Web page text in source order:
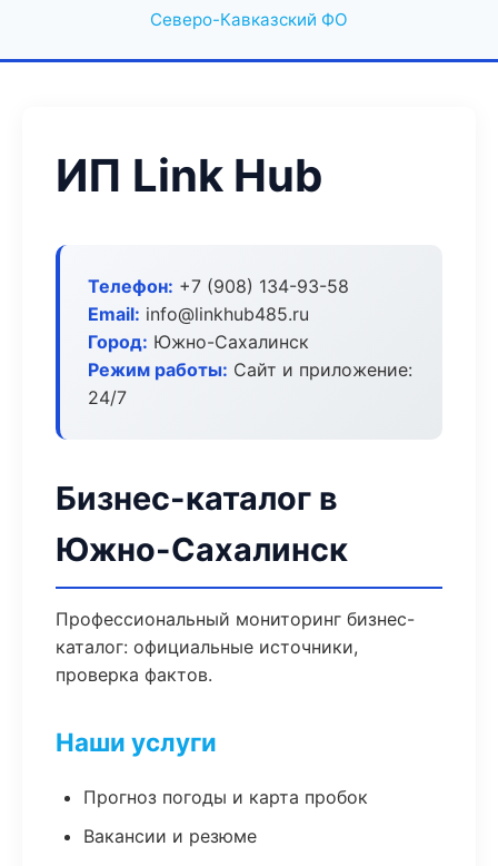
Северо-Кавказский ФО
ИП Link Hub
Телефон: +7 (908) 134-93-58
Email: info@linkhub485.ru
Город: Южно-Сахалинск
Режим работы: Сайт и приложение:
24/7
Бизнес-каталог в
Южно-Сахалинск
Профессиональный мониторинг бизнес-
каталог: официальные источники,
проверка фактов.
Наши услуги
Прогноз погоды и карта пробок
Вакансии и резюме